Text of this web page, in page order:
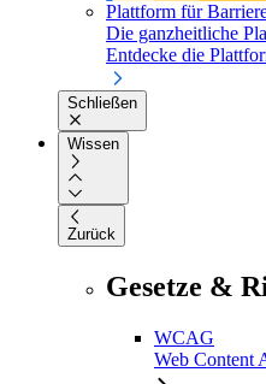
Plattform für
Die ganzheitliche
Entdecke die
Schließen
Wissen
Zurück
Gesetze &
WCAG
Web Content